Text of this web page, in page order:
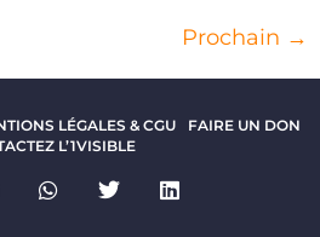
Prochain →
LÉGALES & CGU
FAIRE UN DON
L’1VISIBLE